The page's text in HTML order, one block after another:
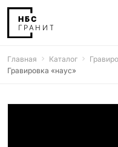
Памятники
Мемориальные
Главная Каталог
Гравировка «наус»